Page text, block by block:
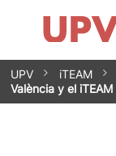
Saltar
contenido
Impacto
Grupos de
Instalaciones
Spin-offs
Contacto
Prácticas
Noticias
Unidad de
UPV iTEAM
València y el